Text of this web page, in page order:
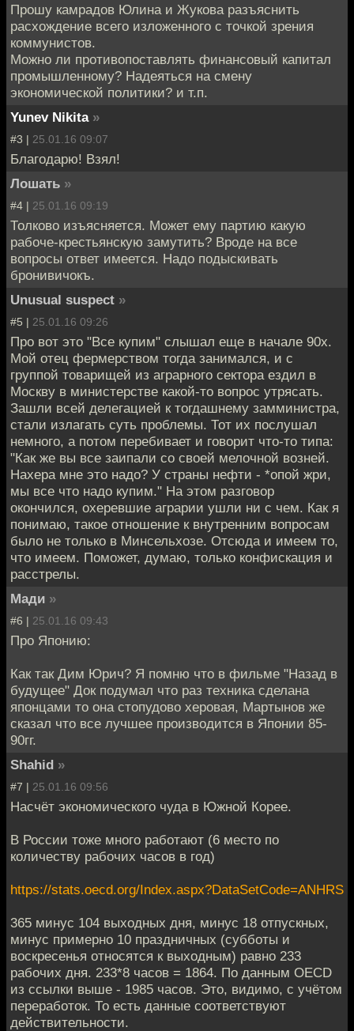
Прошу камрадов Юлина и Жукова разъяснить
расхождение всего изложенного с точкой зрения
коммунистов.
Можно ли противопоставлять финансовый капитал
промышленному? Надеяться на смену
экономической политики? и т.п.
Yunev Nikita »
#3 | 25.01.16 09:07
Благодарю! Взял!
Лошать »
#4 | 25.01.16 09:19
Толково изъясняется. Может ему партию какую
рабоче-крестьянскую замутить? Вроде на все
вопросы ответ имеется. Надо подыскивать
бронивичокъ.
Unusual suspect »
#5 | 25.01.16 09:26
Про вот это "Все купим" слышал еще в начале 90х.
Мой отец фермерством тогда занимался, и с
группой товарищей из аграрного сектора ездил в
Москву в министерстве какой-то вопрос утрясать.
Зашли всей делегацией к тогдашнему замминистра,
стали излагать суть проблемы. Тот их послушал
немного, а потом перебивает и говорит что-то типа:
"Как же вы все заипали со своей мелочной возней.
Нахера мне это надо? У страны нефти - *опой жри,
мы все что надо купим." На этом разговор
окончился, охеревшие аграрии ушли ни с чем. Как я
понимаю, такое отношение к внутренним вопросам
было не только в Минсельхозе. Отсюда и имеем то,
что имеем. Поможет, думаю, только конфискация и
расстрелы.
Мади »
#6 | 25.01.16 09:43
Про Японию:
Как так Дим Юрич? Я помню что в фильме "Назад в
будущее" Док подумал что раз техника сделана
японцами то она стопудово херовая, Мартынов же
сказал что все лучшее производится в Японии 85-
90гг.
Shahid »
#7 | 25.01.16 09:56
Насчёт экономического чуда в Южной Корее.
В России тоже много работают (6 место по
количеству рабочих часов в год)
https://stats.oecd.org/Index.aspx?DataSetCode=ANHRS
365 минус 104 выходных дня, минус 18 отпускных,
минус примерно 10 праздничных (субботы и
воскресенья относятся к выходным) равно 233
рабочих дня. 233*8 часов = 1864. По данным OECD
из ссылки выше - 1985 часов. Это, видимо, с учётом
переработок. То есть данные соответствуют
действительности.